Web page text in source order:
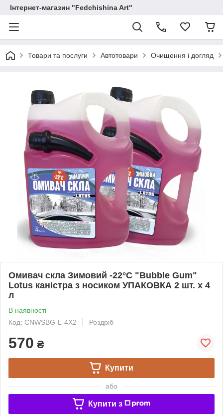
Інтернет-магазин "Fedchishina Art"
Товари та послуги Автотовари Очищення і догляд
Омивач скла Зимовий -22°C "Bubble Gum"
Lotus каністра з носиком УПАКОВКА 2 шт. x 4
л
В наявності
Код: CNWSBG-L-4X2
Роздріб
570 ₴
Купити
або
Купити з